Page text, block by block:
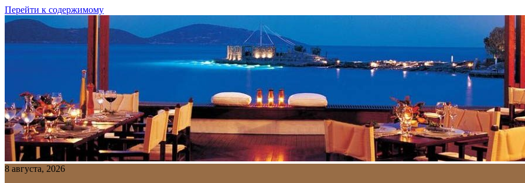
Перейти к содержимому
8 августа, 2026